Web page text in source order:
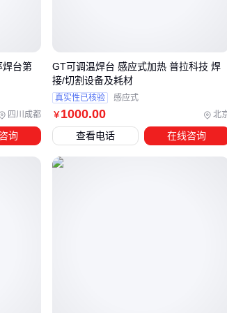
密芯片或高频次连续作业，这类专业设备的
降低废品率。
接场景匹配焊台类型？
辑在于作业场景与设备特性的精准匹配。不
点密度对焊台的温度控制精度、回温速度有
四川成都
焊台第
询
￥ 1000.00 北
GT可调温焊台 感应式加热 普拉科技 焊
接/切割设备及耗材
真实性已核验 感应式
查看电话 在线咨询